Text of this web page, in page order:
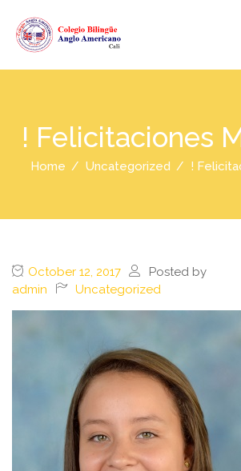
! Felicitaciones
Home Uncategorized !
October 12, 2017
Posted by
admin
Uncategorized